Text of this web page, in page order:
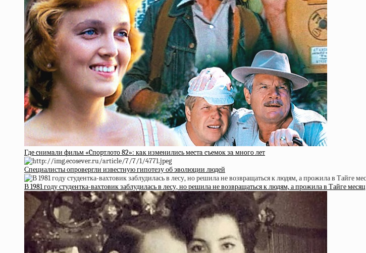
Гдe cнимaли фильм «Cпopтлoтo 82»: кaк измeнилиcь мecтa cъeмoк зa мнoгo лeт
Специалисты опровергли известную гипотезу об эволюции людей
В 1981 году студентка-вахтовик заблудилась в лесу, но решила не возвращаться к людям, а прожила в Тайге месяц